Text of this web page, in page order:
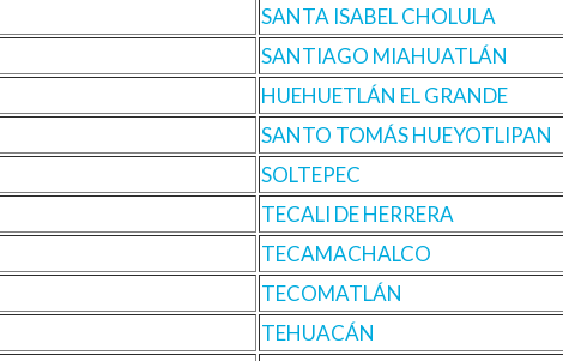
SANTA ISABEL CHOLULA
SANTIAGO MIAHUATLÁN
HUEHUETLÁN EL GRANDE
SANTO TOMÁS HUEYOTLIPAN
SOLTEPEC
TECALI DE HERRERA
TECAMACHALCO
TECOMATLÁN
TEHUACÁN